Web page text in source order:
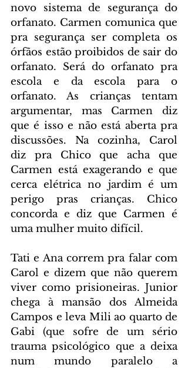
novo sistema de segurança do
orfanato. Carmen comunica que
pra segurança ser completa os
órfãos estão proibidos de sair do
orfanato. Será do orfanato pra
escola e da escola para o
orfanato. As crianças tentam
argumentar, mas Carmen diz
que é isso e não está aberta pra
discussões. Na cozinha, Carol
diz pra Chico que acha que
Carmen está exagerando e que
cerca elétrica no jardim é um
perigo pras crianças. Chico
concorda e diz que Carmen é
uma mulher muito difícil.
Tati e Ana correm pra falar com
Carol e dizem que não querem
viver como prisioneiras. Junior
chega à mansão dos Almeida
Campos e leva Mili ao quarto de
Gabi (que sofre de um sério
trauma psicológico que a deixa
num mundo paralelo a